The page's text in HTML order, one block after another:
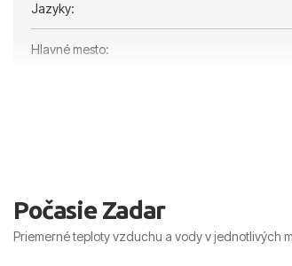
Jazyky:
Hlavné mesto:
Počasie Zadar
Priemerné teploty vzduchu a vody v jednotlivých